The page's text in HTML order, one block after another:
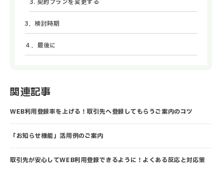
3. 契約プランを変更する
3．検討時期
４．最後に
関連記事
WEB利用登録率を上げる！取引先へ登録してもらうご案内のコツ
「お知らせ機能」活用例のご案内
取引先が安心してWEB利用登録できるように！よくある反応と対応策